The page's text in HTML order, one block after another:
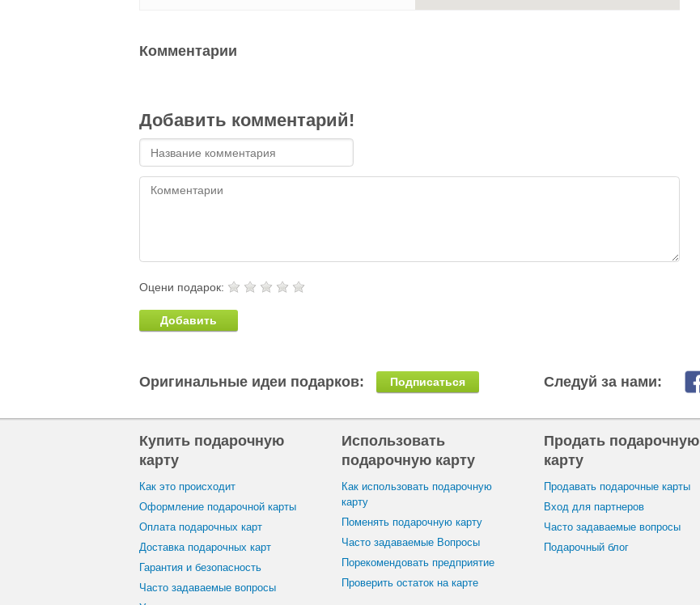
Комментарии
Добавить комментарий!
Оцени подарок:
Добавить
Следуй за нами:
Оригинальные идеи подарков: Подписаться
Купить подарочную
карту
Как это происходит
Оформление подарочной карты
Оплата подарочных карт
Доставка подарочных карт
Гарантия и безопасность
Часто задаваемые вопросы
Использовать
подарочную карту
Как использовать подарочную
карту
Поменять подарочную карту
Часто задаваемые Вопросы
Порекомендовать предприятие
Проверить остаток на карте
Продать подарочную
карту
Продавать подарочные карты
Вход для партнеров
Часто задаваемые вопросы
Подарочный блог